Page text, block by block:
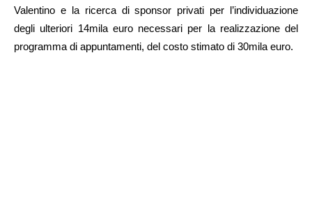
Valentino e la ricerca di sponsor privati per l’individuazione
degli ulteriori 14mila euro necessari per la realizzazione del
programma di appuntamenti, del costo stimato di 30mila euro.